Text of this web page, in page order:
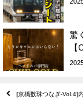
驚
【
[京橋数珠つなぎ-Vol.4]